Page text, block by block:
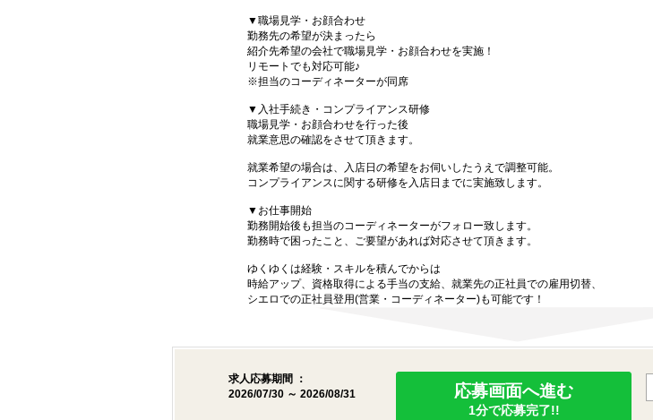
▼職場見学・お顔合わせ
勤務先の希望が決まったら
紹介先希望の会社で職場見学・お顔合わせを実施！
リモートでも対応可能♪
※担当のコーディネーターが同席
▼入社手続き・コンプライアンス研修
職場見学・お顔合わせを行った後
就業意思の確認をさせて頂きます。
就業希望の場合は、入店日の希望をお伺いしたうえで調整可能。
コンプライアンスに関する研修を入店日までに実施致します。
▼お仕事開始
勤務開始後も担当のコーディネーターがフォロー致します。
勤務時で困ったこと、ご要望があれば対応させて頂きます。
ゆくゆくは経験・スキルを積んでからは
時給アップ、資格取得による手当の支給、就業先の正社員での雇用切替、
シエロでの正社員登用(営業・コーディネーター)も可能です！
求人応募期間 ：
2026/07/30 ～ 2026/08/31
応募画面へ進む
1分で応募完了!!